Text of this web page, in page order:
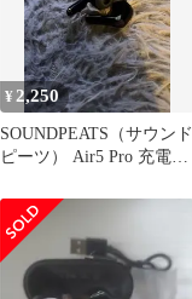
¥ 2,250
SOUNDPEATS（サウンド
ピーツ） Air5 Pro 充電ケ